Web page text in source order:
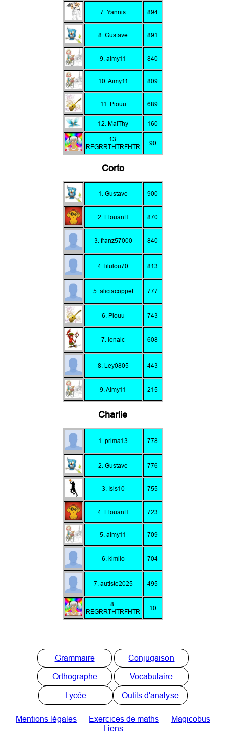
7. Yannis 894
8. Gustave 891
9. aimy11 840
10. Aimy11 809
11. Piouu 689
12. MaiThy 160
13.
REGRRTHTRFHTR
90
Corto
1. Gustave 900
2. ElouanH 870
3. franz57000 840
4. lilulou70 813
5. aliciacoppet 777
6. Piouu 743
7. lenaic 608
8. Ley0805 443
9. Aimy11 215
Charlie
1. prima13 778
2. Gustave 776
3. Isis10 755
4. ElouanH 723
5. aimy11 709
6. kimilo 704
7. autiste2025 495
8.
REGRRTHTRFHTR
10
Grammaire Conjugaison
Orthographe Vocabulaire
Lycée Outils d'analyse
Mentions légales Exercices de maths
Magicobus
Liens